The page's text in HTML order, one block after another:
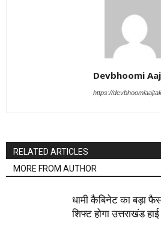
Devbhoomi
https://
RELATED ARTICLES
MORE FROM AUTHOR
धामी कैबिनेट का बड़ा
शिफ्ट होगा उत्तराखंड